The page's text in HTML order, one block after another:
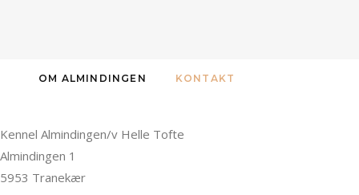
OM ALMINDINGEN KONTAKT
Kennel Almindingen/v Helle Tofte
Almindingen 1
5953 Tranekær